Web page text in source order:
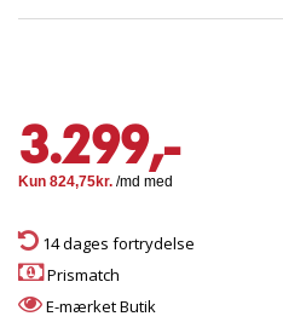
3.299,-
14 dages fortrydelse
Prismatch
E-mærket Butik